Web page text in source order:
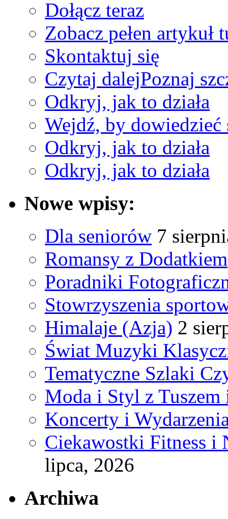
Dołącz teraz
Zobacz pełen artykuł
Skontaktuj się
Czytaj dalejPoznaj
Odkryj, jak to działa
Wejdź, by dowiedzieć
Odkryj, jak to działa
Odkryj, jak to działa
Nowe wpisy:
Dla seniorów 7
Romansy z Dodatkiem
Poradniki
Stowrzyszenia
Himalaje (Azja) 2
Świat Muzyki
Tematyczne Szlaki
Moda i Styl z
Koncerty i
Ciekawostki Fitness i
lipca, 2026
Archiwa